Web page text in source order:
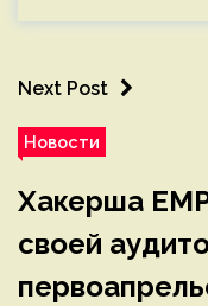
Next Post
Новости
Хакерша
своей